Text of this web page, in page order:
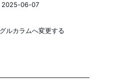
2025-06-07
ルカラムへ変更する